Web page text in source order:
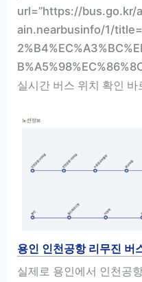
url=”https://
ain.nearbusinfo/1/
실시간 버스 위치 확인
용인 인천공항 리무진 버
실제로 용인에서 인천공